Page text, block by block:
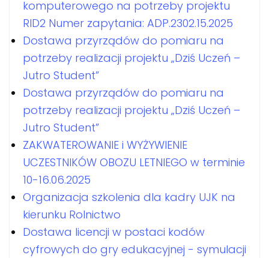
komputerowego na potrzeby projektu
RID2 Numer zapytania: ADP.2302.15.2025
Dostawa przyrządów do pomiaru na
potrzeby realizacji projektu „Dziś Uczeń –
Jutro Student”
Dostawa przyrządów do pomiaru na
potrzeby realizacji projektu „Dziś Uczeń –
Jutro Student”
ZAKWATEROWANIE i WYŻYWIENIE
UCZESTNIKÓW OBOZU LETNIEGO w terminie
10-16.06.2025
Organizacja szkolenia dla kadry UJK na
kierunku Rolnictwo
Dostawa licencji w postaci kodów
cyfrowych do gry edukacyjnej - symulacji